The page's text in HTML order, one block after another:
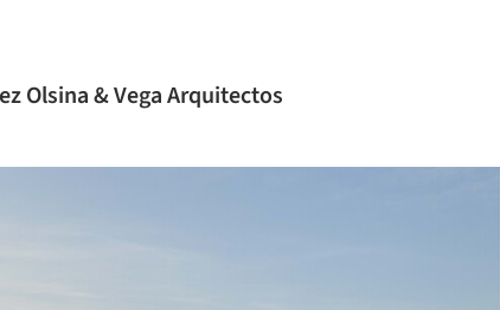
Olsina & Vega Arquitectos